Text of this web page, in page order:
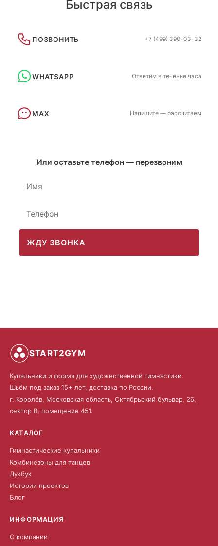
Быстрая связь
ПОЗВОНИТЬ +7 (499) 390-03-32
WHATSAPP Ответим в течение часа
MAX Напишите — рассчитаем
Или оставьте телефон — перезвоним
ЖДУ ЗВОНКА
START2GYM
Купальники и форма для художественной гимнастики.
Шьём под заказ 15+ лет, доставка по России.
г. Королёв, Московская область, Октябрьский бульвар, 26,
сектор В, помещение 451.
КАТАЛОГ
Гимнастические купальники
Комбинезоны для танцев
Лукбук
Истории проектов
Блог
ИНФОРМАЦИЯ
О компании